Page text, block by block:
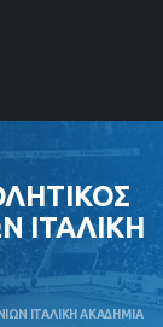
ΙΤΑΛΙΚΗ
ΙΤΑΛΙΚΗ ΑΚΑΔΗΜΙΑ